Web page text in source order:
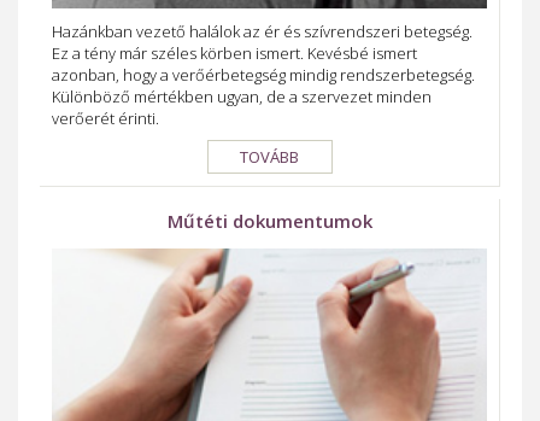
Hazánkban vezető halálok az ér és szívrendszeri betegség.
Ez a tény már széles körben ismert. Kevésbé ismert
azonban, hogy a verőérbetegség mindig rendszerbetegség.
Különböző mértékben ugyan, de a szervezet minden
verőerét érinti.
TOVÁBB
Műtéti dokumentumok